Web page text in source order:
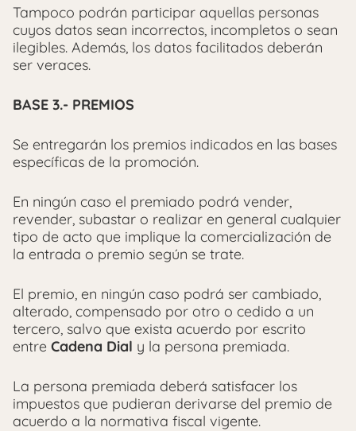
Tampoco podrán participar aquellas personas
cuyos datos sean incorrectos, incompletos o sean
ilegibles. Además, los datos facilitados deberán
ser veraces.
BASE 3.- PREMIOS
Se entregarán los premios indicados en las bases
específicas de la promoción.
En ningún caso el premiado podrá vender,
revender, subastar o realizar en general cualquier
tipo de acto que implique la comercialización de
la entrada o premio según se trate.
El premio, en ningún caso podrá ser cambiado,
alterado, compensado por otro o cedido a un
tercero, salvo que exista acuerdo por escrito
entre Cadena Dial y la persona premiada.
La persona premiada deberá satisfacer los
impuestos que pudieran derivarse del premio de
acuerdo a la normativa fiscal vigente.